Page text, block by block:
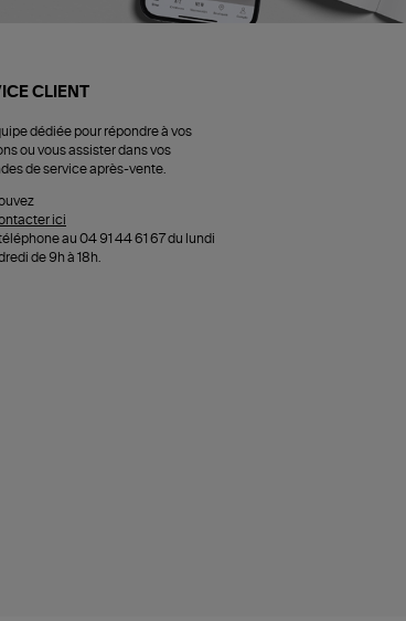
CLIENT
dédiée pour répondre à vos
ou vous assister dans vos
de service après-vente.
ici
au 04 91 44 61 67 du lundi
de 9h à 18h.